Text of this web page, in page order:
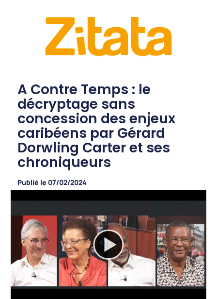
A Contre Temps : le
décryptage sans
concession des enjeux
caribéens par Gérard
Dorwling Carter et ses
chroniqueurs
Publié le 07/02/2024